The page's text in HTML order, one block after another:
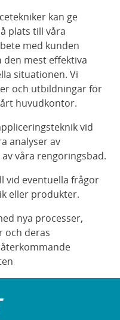
kan ge
plats till våra
med kunden
mest effektiva
situationen. Vi
och utbildningar för
huvudkontor.
vid
analyser av
våra rengöringsbad.
vid eventuella frågor
eller produkter.
nya processer,
och deras